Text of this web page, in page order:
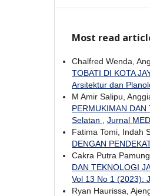
Most read
Chalfred Wenda,
TOBATI DI KOTA
Arsitektur dan
M Amir Salipu,
PERMUKIMAN
Selatan
Jurnal
Fatima Tomi, Indah
DENGAN
Cakra Putra
DAN TEKNOLOGI
Vol 13 No 1 (2023):
Ryan Haurissa,